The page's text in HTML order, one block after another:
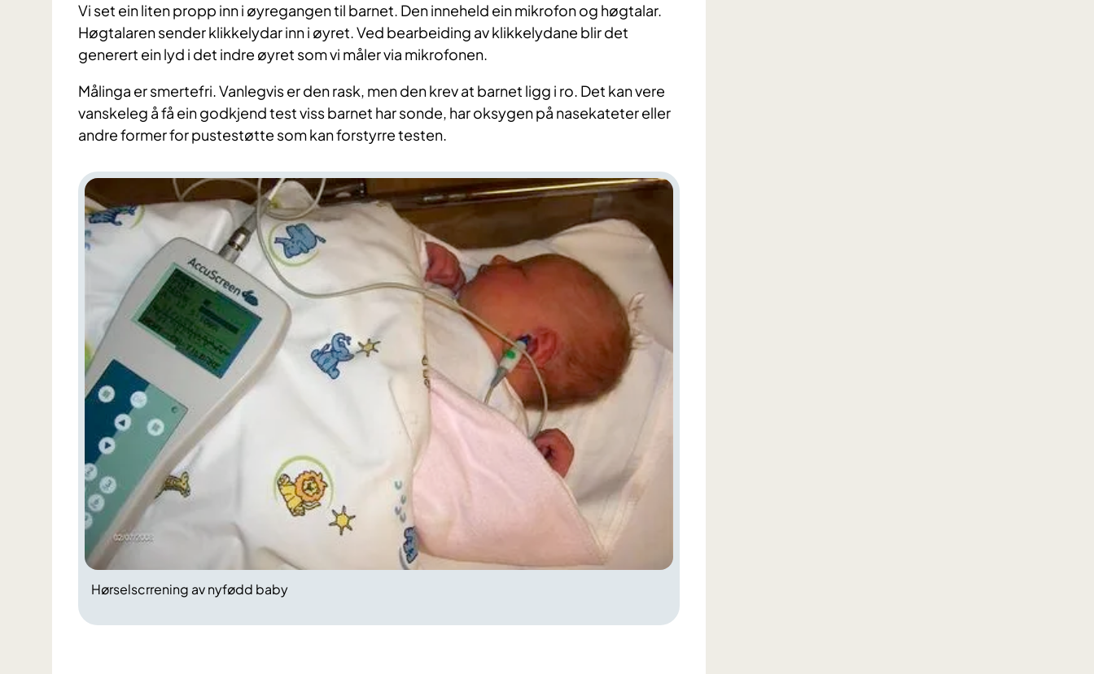
Vi set ein liten propp inn i øyregangen til barnet. Den inneheld ein mikrofon og høgtalar.
Høgtalaren sender klikkelydar inn i øyret. Ved bearbeiding av klikkelydane blir det
generert ein lyd i det indre øyret som vi måler via mikrofonen.
Målinga er smertefri. Vanlegvis er den rask, men den krev at barnet ligg i ro. Det kan vere
vanskeleg å få ein godkjend test viss barnet har sonde, har oksygen på nasekateter eller
andre former for pustestøtte som kan forstyrre testen.
Hørselscrrening av nyfødd baby